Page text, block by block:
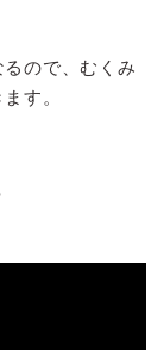
るので、むくみ
す。